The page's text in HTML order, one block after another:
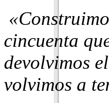
cincuenta
devolvimos
volvi­mos a